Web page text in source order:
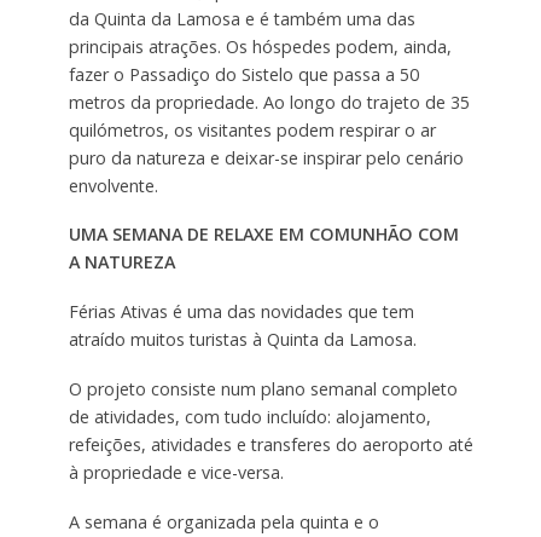
da Quinta da Lamosa e é também uma das
principais atrações. Os hóspedes podem, ainda,
fazer o Passadiço do Sistelo que passa a 50
metros da propriedade. Ao longo do trajeto de 35
quilómetros, os visitantes podem respirar o ar
puro da natureza e deixar-se inspirar pelo cenário
envolvente.
UMA SEMANA DE RELAXE EM COMUNHÃO COM
A NATUREZA
Férias Ativas é uma das novidades que tem
atraído muitos turistas à Quinta da Lamosa.
O projeto consiste num plano semanal completo
de atividades, com tudo incluído: alojamento,
refeições, atividades e transferes do aeroporto até
à propriedade e vice-versa.
A semana é organizada pela quinta e o